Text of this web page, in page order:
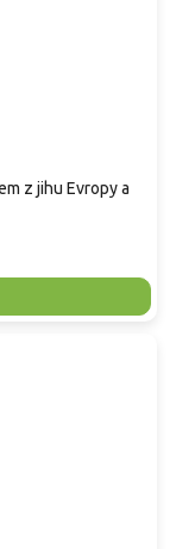
z jihu Evropy a